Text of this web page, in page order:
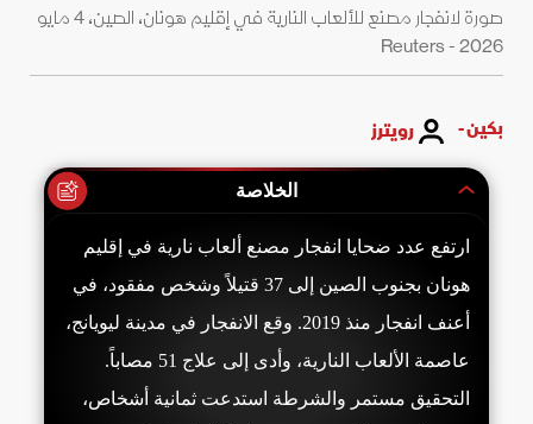
صورة لانفجار مصنع للألعاب النارية في إقليم هونان، الصين، 4 مايو
2026 - Reuters
بكين - رويترز
الخلاصة
ارتفع عدد ضحايا انفجار مصنع ألعاب نارية في إقليم
هونان بجنوب الصين إلى 37 قتيلاً وشخص مفقود، في
أعنف انفجار منذ 2019. وقع الانفجار في مدينة ليويانج،
عاصمة الألعاب النارية، وأدى إلى علاج 51 مصاباً.
التحقيق مستمر والشرطة استدعت ثمانية أشخاص،